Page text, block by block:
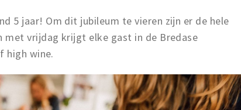
5 jaar! Om dit jubileum te vieren zijn er de hele
met vrijdag krijgt elke gast in de Bredase
high wine.